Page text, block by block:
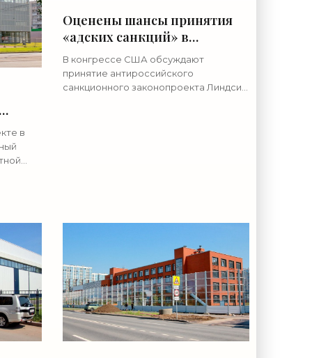
Оценены шансы принятия
«адских санкций» в
отношении России -
«Недвижимость»
В конгрессе США обсуждают
принятие антироссийского
санкционного законопроекта Линдси
-
в